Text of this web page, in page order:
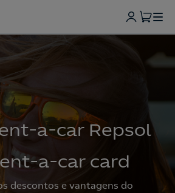
a-car Repsol
a-car card
descontos e vantagens do